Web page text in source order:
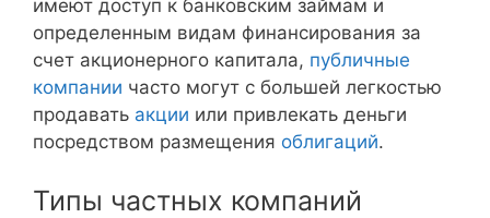
имеют доступ к банковским займам и
определенным видам финансирования за
счет акционерного капитала, публичные
компании часто могут с большей легкостью
продавать акции или привлекать деньги
посредством размещения облигаций.
Типы частных компаний